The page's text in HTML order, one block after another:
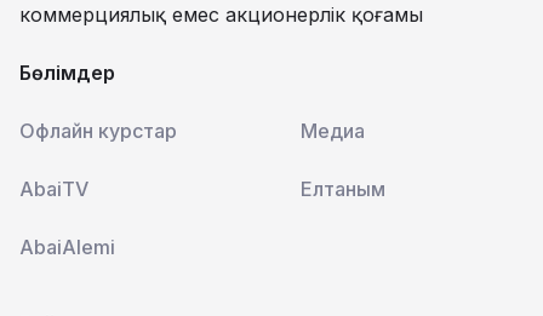
коммерциялық емес акционерлік қоғамы
Бөлімдер
Офлайн курстар Медиа
AbaiTV Елтаным
AbaiAlemi